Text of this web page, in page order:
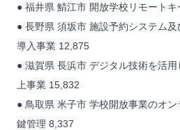
● 福井県 鯖江市 開放学校リモート
● 長野県 須坂市 施設予約システム
導入事業 12,875
● 滋賀県 長浜市 デジタル技術を活
上事業 15,832
● 鳥取県 米子市 学校開放事業のオ
鍵管理 8,337